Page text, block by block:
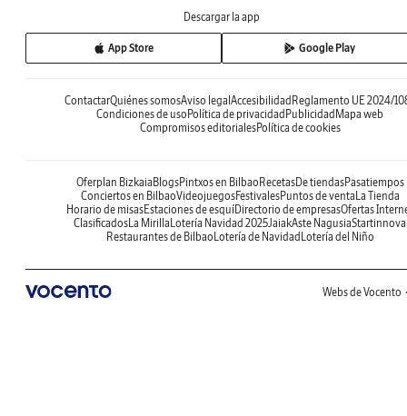
Descargar la app
App Store Google Play
ContactarQuiénes somosAviso legal Accesibilidad Reglamento UE 2024/
Condiciones de uso Política de privacidad Publicidad Mapa web
Compromisos editorialesPolítica de cookies
Oferplan Bizkaia BlogsPintxos en Bilbao RecetasDe tiendasPasatiempos
Conciertos en BilbaoVideojuegosFestivalesPuntos de venta La Tienda
Horario de misasEstaciones de esquíDirectorio de empresasOfertas
Clasificados La Mirilla Lotería Navidad 2025JaiakAste NagusiaStartinnova
Restaurantes de Bilbao Lotería de Navidad Lotería del Niño
Webs de Vocento